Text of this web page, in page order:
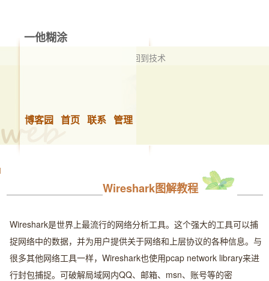
一他糊涂
擅长技术，但不限于技术 从管理再回到技术
博客园 首页 联系 管理
Wireshark图解教程
Wireshark是世界上最流行的网络分析工具。这个强大的工具可以捕
捉网络中的数据，并为用户提供关于网络和上层协议的各种信息。与
很多其他网络工具一样，Wireshark也使用pcap network library来进
行封包捕捉。可破解局域网内QQ、邮箱、msn、账号等的密